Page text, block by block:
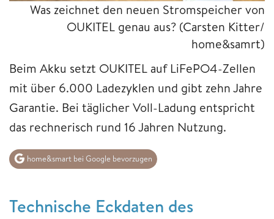
Was zeichnet den neuen Stromspeicher von
OUKITEL genau aus? (Carsten Kitter/
home&samrt)
Beim Akku setzt OUKITEL auf LiFePO4-Zellen
mit über 6.000 Ladezyklen und gibt zehn Jahre
Garantie. Bei täglicher Voll-Ladung entspricht
das rechnerisch rund 16 Jahren Nutzung.
home&smart bei Google bevorzugen
Technische Eckdaten des